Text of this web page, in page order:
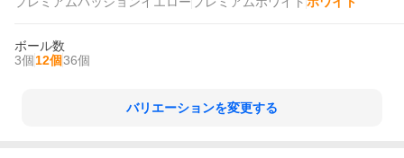
ボール数
3個12個36個
バリエーションを変更する